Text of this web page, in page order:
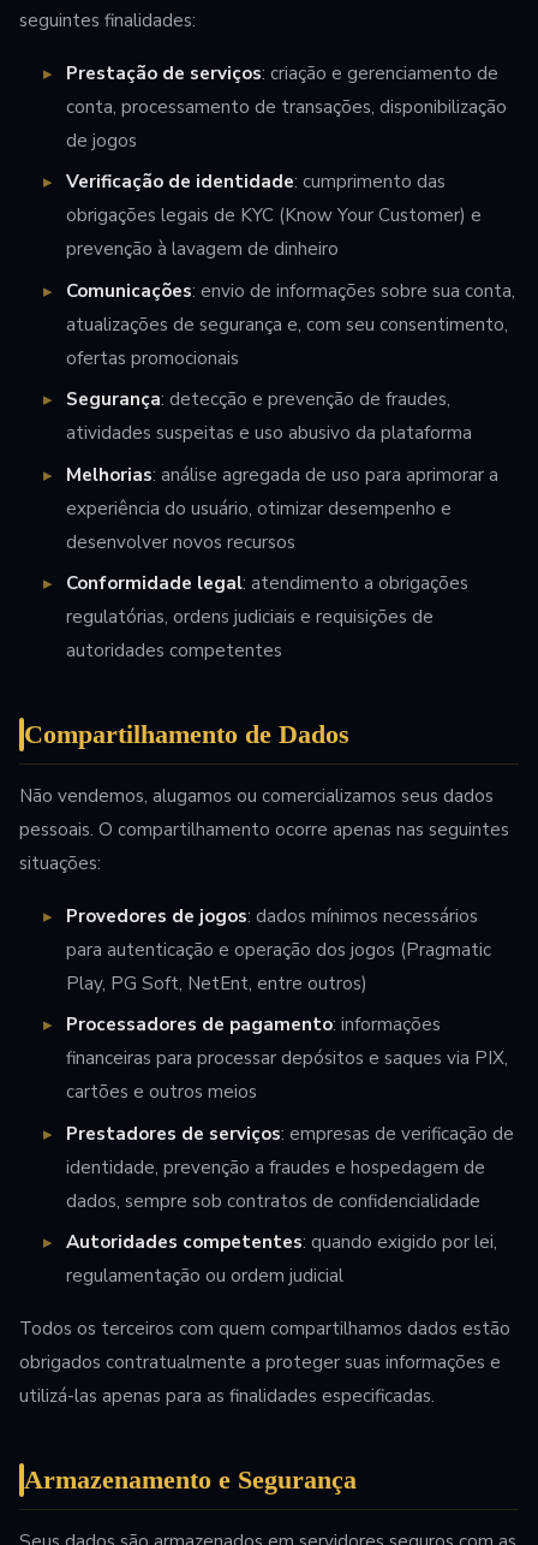
seguintes finalidades:
Prestação de serviços: criação e gerenciamento de
conta, processamento de transações, disponibilização
de jogos
Verificação de identidade: cumprimento das
obrigações legais de KYC (Know Your Customer) e
prevenção à lavagem de dinheiro
Comunicações: envio de informações sobre sua conta,
atualizações de segurança e, com seu consentimento,
ofertas promocionais
Segurança: detecção e prevenção de fraudes,
atividades suspeitas e uso abusivo da plataforma
Melhorias: análise agregada de uso para aprimorar a
experiência do usuário, otimizar desempenho e
desenvolver novos recursos
Conformidade legal: atendimento a obrigações
regulatórias, ordens judiciais e requisições de
autoridades competentes
Compartilhamento de Dados
Não vendemos, alugamos ou comercializamos seus dados
pessoais. O compartilhamento ocorre apenas nas seguintes
situações:
Provedores de jogos: dados mínimos necessários
para autenticação e operação dos jogos (Pragmatic
Play, PG Soft, NetEnt, entre outros)
Processadores de pagamento: informações
financeiras para processar depósitos e saques via PIX,
cartões e outros meios
Prestadores de serviços: empresas de verificação de
identidade, prevenção a fraudes e hospedagem de
dados, sempre sob contratos de confidencialidade
Autoridades competentes: quando exigido por lei,
regulamentação ou ordem judicial
Todos os terceiros com quem compartilhamos dados estão
obrigados contratualmente a proteger suas informações e
utilizá-las apenas para as finalidades especificadas.
Armazenamento e Segurança